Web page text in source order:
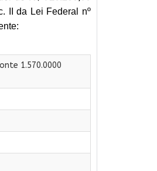
II da Lei Federal nº
1.570.0000